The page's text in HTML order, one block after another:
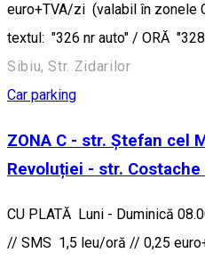
euro+TVA/zi (valabil în zonele
textul: "326 nr auto" / ORĂ "328
Sibiu, Str. Zidarilor
Car parking
ZONA C - str. Ștefan cel
Revoluției - str.
CU PLATĂ Luni - Duminică
// SMS 1,5 leu/oră // 0,25